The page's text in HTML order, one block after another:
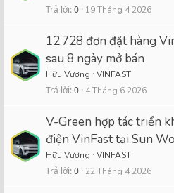
Trả lời 0 19 Tháng 4 2026
12.728 đơn đặt hàng
sau 8 ngày mở bán
Hữu Vương VINFAST
Trả lời 0 4 Tháng 6 2026
V-Green hợp tác triển
điện VinFast tại Sun
Hữu Vương VINFAST
Trả lời 0 22 Tháng 4 2026